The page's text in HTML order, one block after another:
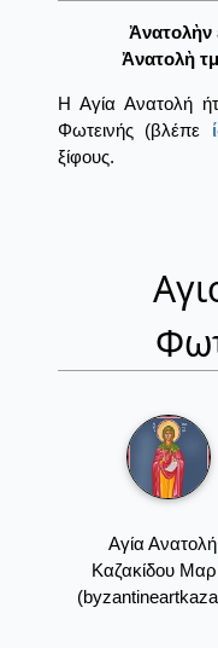
Ἀνατολὴν
Ἀνατολὴ
Η Αγία Ανατολή
Φωτεινής (βλέπε
ξίφους.
Αγία
Καζακίδου